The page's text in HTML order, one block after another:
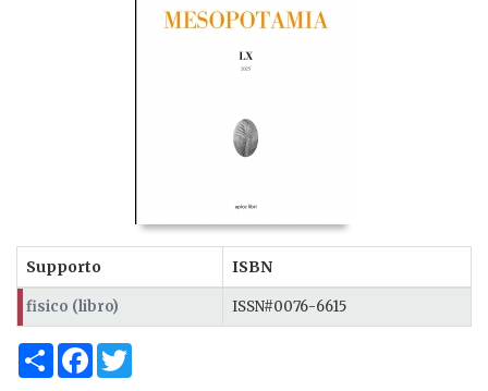
Supporto ISBN
fisico (libro) ISSN#0076-6615
ShareFacebook